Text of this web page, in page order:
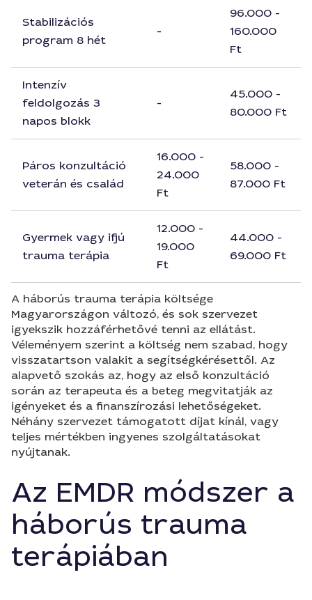
Stabilizációs
program 8 hét
-
96.000 -
160.000
Ft
Intenzív
feldolgozás 3
napos blokk
-
45.000 -
80.000 Ft
Páros konzultáció
veterán és család
16.000 -
24.000
Ft
58.000 -
87.000 Ft
Gyermek vagy ifjú
trauma terápia
12.000 -
19.000
Ft
44.000 -
69.000 Ft
A háborús trauma terápia költsége
Magyarországon változó, és sok szervezet
igyekszik hozzáférhetővé tenni az ellátást.
Véleményem szerint a költség nem szabad, hogy
visszatartson valakit a segítségkérésettől. Az
alapvető szokás az, hogy az első konzultáció
során az terapeuta és a beteg megvitatják az
igényeket és a finanszírozási lehetőségeket.
Néhány szervezet támogatott díjat kínál, vagy
teljes mértékben ingyenes szolgáltatásokat
nyújtanak.
Az EMDR módszer a
háborús trauma
terápiában